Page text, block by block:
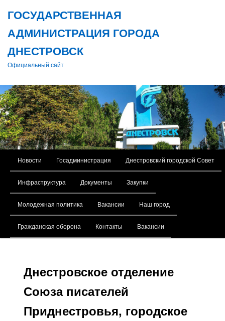
ГОСУДАРСТВЕННАЯ
АДМИНИСТРАЦИЯ ГОРОДА
ДНЕСТРОВСК
Официальный сайт
Перейти к основному содержимому
Новости Госадминистрация Днестровский городской Совет
Инфраструктура Документы Закупки
Молодежная политика Вакансии Наш город
Гражданская оборона Контакты Вакансии
Днестровское отделение
Союза писателей
Приднестровья, городское